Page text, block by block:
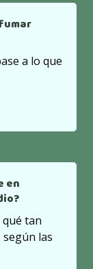
a lo que
en
tan
las